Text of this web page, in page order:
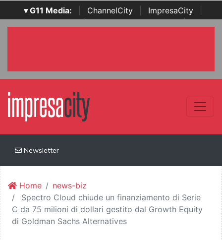
▾ G11 Media: ChannelCity ImpresaCity
SecurityOpenLab | Italian Channel Awards | Italian
Newsletter
Home
news-biz
Spectro Cloud chiude un finanziamento di Serie
C da 75 milioni di dollari gestito dal Growth Equity
di Goldman Sachs Alternatives